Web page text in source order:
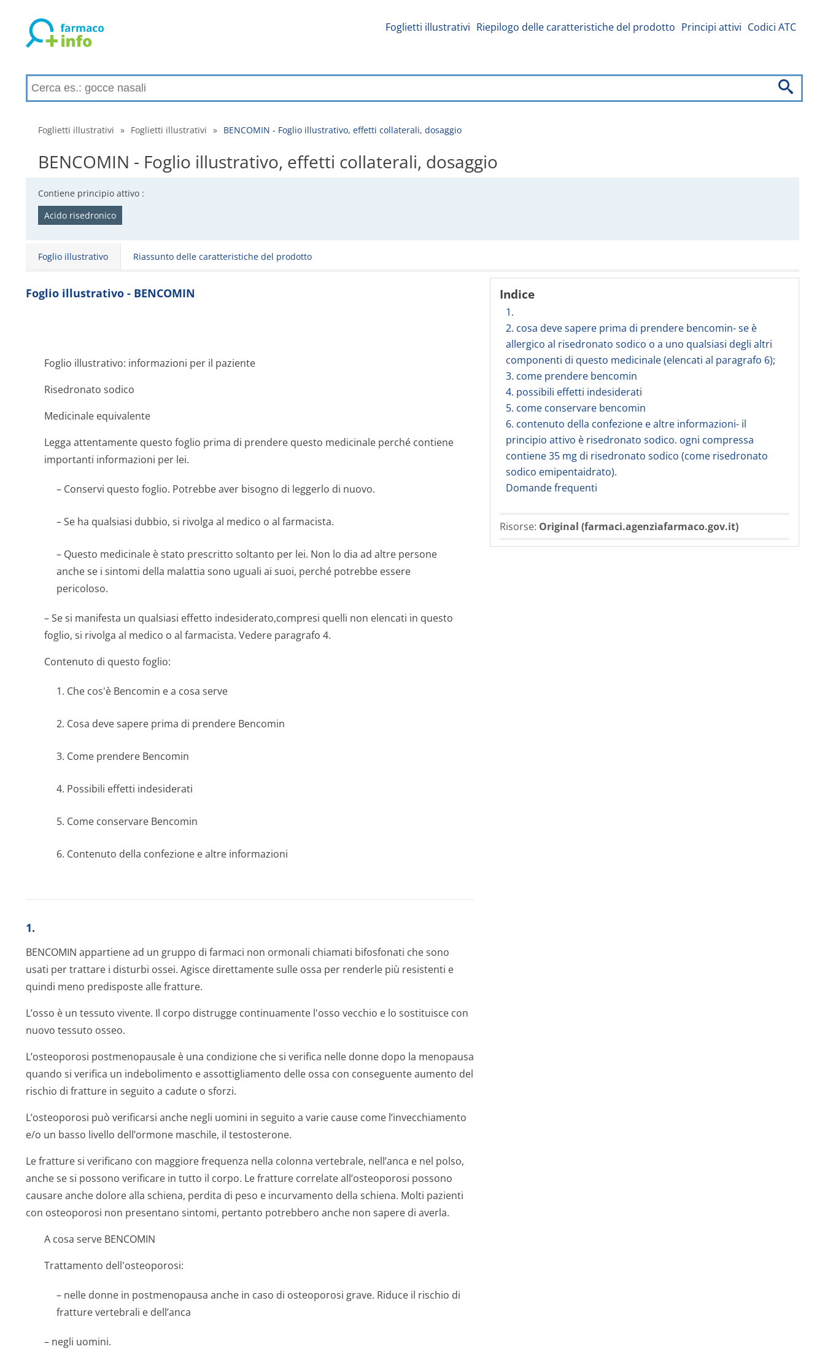
Foglietti illustrativi Riepilogo delle caratteristiche del prodotto Principi attivi Codici ATC
Foglietti illustrativi » Foglietti illustrativi » BENCOMIN - Foglio illustrativo, effetti collaterali, dosaggio
BENCOMIN - Foglio illustrativo, effetti collaterali, dosaggio
Contiene principio attivo :
Acido risedronico
Foglio illustrativo Riassunto delle caratteristiche del prodotto
Indice
1.
2. cosa deve sapere prima di prendere bencomin- se è
allergico al risedronato sodico o a uno qualsiasi degli altri
componenti di questo medicinale (elencati al paragrafo 6);
3. come prendere bencomin
4. possibili effetti indesiderati
5. come conservare bencomin
6. contenuto della confezione e altre informazioni- il
principio attivo è risedronato sodico. ogni compressa
contiene 35 mg di risedronato sodico (come risedronato
sodico emipentaidrato).
Domande frequenti
Risorse: Original (farmaci.agenziafarmaco.gov.it)
Foglio illustrativo - BENCOMIN
Foglio illustrativo: informazioni per il paziente
Risedronato sodico
Medicinale equivalente
Legga attentamente questo foglio prima di prendere questo medicinale perché contiene
importanti informazioni per lei.
– Conservi questo foglio. Potrebbe aver bisogno di leggerlo di nuovo.
– Se ha qualsiasi dubbio, si rivolga al medico o al farmacista.
– Questo medicinale è stato prescritto soltanto per lei. Non lo dia ad altre persone
anche se i sintomi della malattia sono uguali ai suoi, perché potrebbe essere
pericoloso.
– Se si manifesta un qualsiasi effetto indesiderato,com­presi quelli non elencati in questo
foglio, si rivolga al medico o al farmacista. Vedere paragrafo 4.
Contenuto di questo foglio:
1. Che cos'è Bencomin e a cosa serve
2. Cosa deve sapere prima di prendere Bencomin
3. Come prendere Bencomin
4. Possibili effetti indesiderati
5. Come conservare Bencomin
6. Contenuto della confezione e altre informazioni
1.
BENCOMIN appartiene ad un gruppo di farmaci non ormonali chiamati bifosfonati che sono
usati per trattare i disturbi ossei. Agisce direttamente sulle ossa per renderle più resistenti e
quindi meno predisposte alle fratture.
L’osso è un tessuto vivente. Il corpo distrugge continuamente l'osso vecchio e lo sostituisce con
nuovo tessuto osseo.
L’osteoporosi postmenopausale è una condizione che si verifica nelle donne dopo la menopausa
quando si verifica un indebolimento e assottigliamento delle ossa con conseguente aumento del
rischio di fratture in seguito a cadute o sforzi.
L’osteoporosi può verificarsi anche negli uomini in seguito a varie cause come l’invecchiamento
e/o un basso livello dell’ormone maschile, il testosterone.
Le fratture si verificano con maggiore frequenza nella colonna vertebrale, nell’anca e nel polso,
anche se si possono verificare in tutto il corpo. Le fratture correlate all’osteoporosi possono
causare anche dolore alla schiena, perdita di peso e incurvamento della schiena. Molti pazienti
con osteoporosi non presentano sintomi, pertanto potrebbero anche non sapere di averla.
A cosa serve BENCOMIN
Trattamento dell'osteoporosi:
– nelle donne in postmenopausa anche in caso di osteoporosi grave. Riduce il rischio di
fratture vertebrali e dell’anca
– negli uomini.